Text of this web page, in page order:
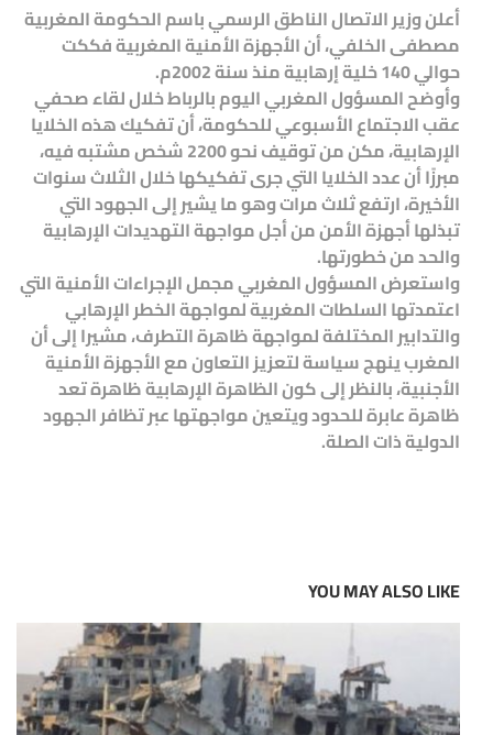
أعلن وزير الاتصال الناطق الرسمي باسم الحكومة المغربية
مصطفى الخلفي، أن الأجهزة الأمنية المغربية فككت
حوالي 140 خلية إرهابية منذ سنة 2002م.
وأوضح المسؤول المغربي اليوم بالرباط خلال لقاء صحفي
عقب الاجتماع الأسبوعي للحكومة، أن تفكيك هذه الخلايا
الإرهابية، مكن من توقيف نحو 2200 شخص مشتبه فيه،
مبرزًا أن عدد الخلايا التي جرى تفكيكها خلال الثلاث سنوات
الأخيرة، ارتفع ثلاث مرات وهو ما يشير إلى الجهود التي
تبذلها أجهزة الأمن من أجل مواجهة التهديدات الإرهابية
والحد من خطورتها.
واستعرض المسؤول المغربي مجمل الإجراءات الأمنية التي
اعتمدتها السلطات المغربية لمواجهة الخطر الإرهابي
والتدابير المختلفة لمواجهة ظاهرة التطرف، مشيرا إلى أن
المغرب ينهج سياسة لتعزيز التعاون مع الأجهزة الأمنية
الأجنبية، بالنظر إلى كون الظاهرة الإرهابية ظاهرة تعد
ظاهرة عابرة للحدود ويتعين مواجهتها عبر تظافر الجهود
الدولية ذات الصلة.
YOU MAY ALSO LIKE